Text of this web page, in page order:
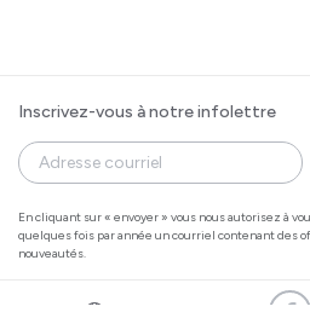
Inscrivez-vous à notre infolettre
En cliquant sur « envoyer » vous nous autorisez à
quelques fois par année un courriel contenant des
nouveautés.